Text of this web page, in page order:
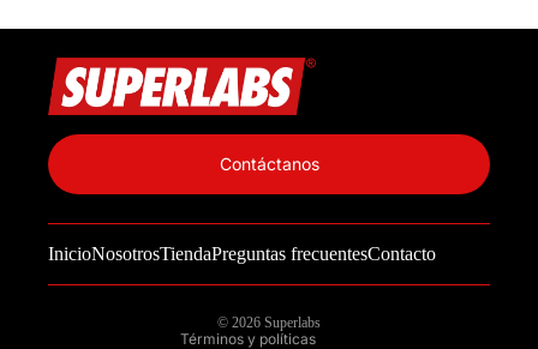
InicioNosotrosTiendaPreguntas frecuentesContacto
Contáctanos
© 2026 Superlabs
Términos y políticas
Información de contacto
Política de reembolso
Términos del servicio
Política de envío